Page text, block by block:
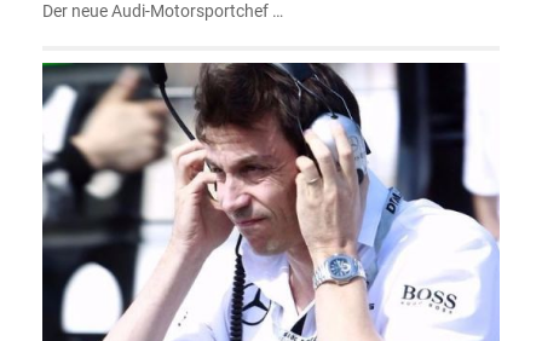
Der neue Audi-Motorsportchef …